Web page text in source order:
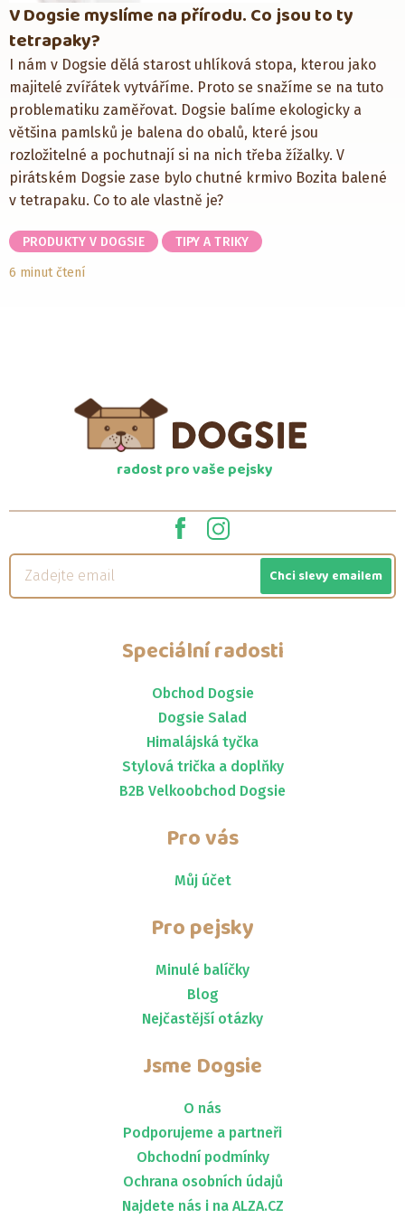
V Dogsie myslíme na přírodu. Co jsou to ty
tetrapaky?
I nám v Dogsie dělá starost uhlíková stopa, kterou jako
majitelé zvířátek vytváříme. Proto se snažíme se na tuto
problematiku zaměřovat. Dogsie balíme ekologicky a
většina pamlsků je balena do obalů, které jsou
rozložitelné a pochutnají si na nich třeba žížalky. V
pirátském Dogsie zase bylo chutné krmivo Bozita balené
v tetrapaku. Co to ale vlastně je?
PRODUKTY V DOGSIE
TIPY A TRIKY
6 minut čtení
radost pro vaše pejsky
Chci slevy emailem
Speciální radosti
Obchod Dogsie
Dogsie Salad
Himalájská tyčka
Stylová trička a doplňky
B2B Velkoobchod Dogsie
Pro vás
Můj účet
Pro pejsky
Minulé balíčky
Blog
Nejčastější otázky
Jsme Dogsie
O nás
Podporujeme a partneři
Obchodní podmínky
Ochrana osobních údajů
Najdete nás i na ALZA.CZ